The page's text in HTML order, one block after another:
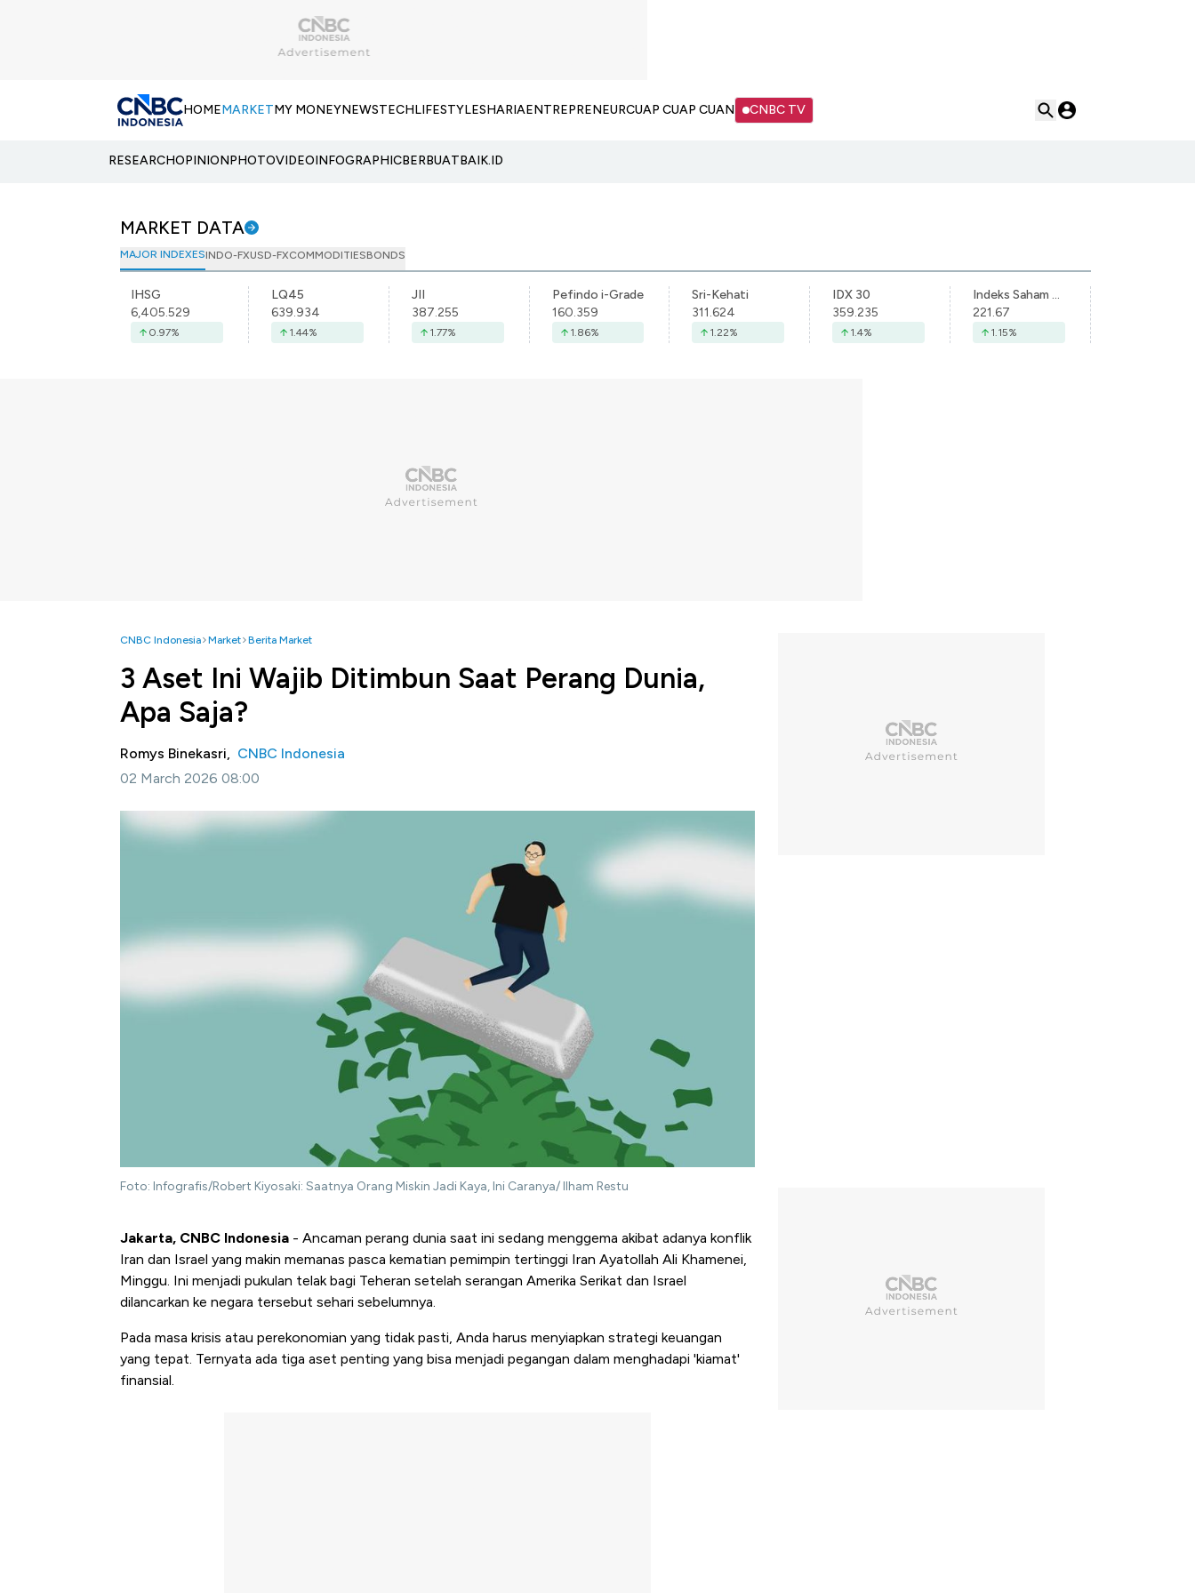
HOMEMARKETMY MONEYNEWSTECHLIFESTYLESHARIAENTREPRENEURCUAP CUAP CUAN CNBC TV
RESEARCHOPINIONPHOTOVIDEOINFOGRAPHICBERBUATBAIK.ID
MARKET DATA
MAJOR INDEXESINDO-FXUSD-FXCOMMODITIESBONDS
IHSG
6,405.529
0.97%
LQ45
639.934
1.44%
JII
387.255
1.77%
Pefindo i-Grade
160.359
1.86%
Sri-Kehati
311.624
1.22%
IDX 30
359.235
1.4%
Indeks Saham Syariah Indonesia
221.67
1.15%
CNBC Indonesia Market Berita Market
3 Aset Ini Wajib Ditimbun Saat Perang Dunia,
Apa Saja?
Romys Binekasri, CNBC Indonesia
02 March 2026 08:00
Foto: Infografis/Robert Kiyosaki: Saatnya Orang Miskin Jadi Kaya, Ini Caranya/ Ilham Restu
Jakarta, CNBC Indonesia - Ancaman perang dunia saat ini sedang menggema akibat adanya konflik
Iran dan Israel yang makin memanas pasca kematian pemimpin tertinggi Iran Ayatollah Ali Khamenei,
Minggu. Ini menjadi pukulan telak bagi Teheran setelah serangan Amerika Serikat dan Israel
dilancarkan ke negara tersebut sehari sebelumnya.
Pada masa krisis atau perekonomian yang tidak pasti, Anda harus menyiapkan strategi keuangan
yang tepat. Ternyata ada tiga aset penting yang bisa menjadi pegangan dalam menghadapi 'kiamat'
finansial.